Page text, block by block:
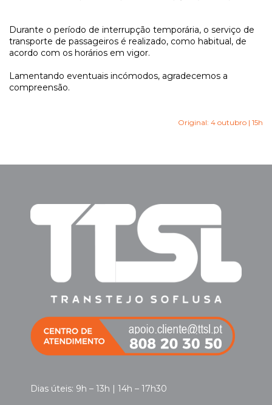
Durante o período de interrupção temporária, o serviço de
transporte de passageiros é realizado, como habitual, de
acordo com os horários em vigor.
Lamentando eventuais incómodos, agradecemos a
compreensão.
Original: 4 outubro | 15h
Dias úteis: 9h – 13h | 14h – 17h30